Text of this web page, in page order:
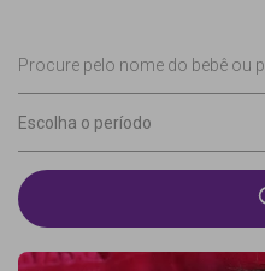
Procure pelo nome do bebê ou
Escolha o período